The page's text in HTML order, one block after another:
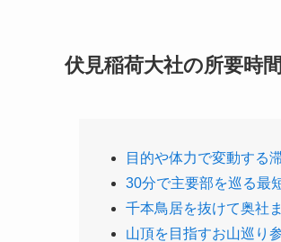
伏見稲荷大社の所要時
目的や体力で変動する
30分で主要部を巡る最
千本鳥居を抜けて奥社
山頂を目指すお山巡り